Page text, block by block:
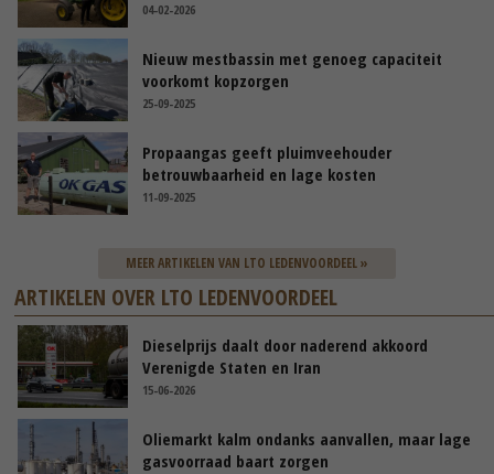
04-02-2026
Nieuw mestbassin met genoeg capaciteit
voorkomt kopzorgen
25-09-2025
Propaangas geeft pluimveehouder
betrouwbaarheid en lage kosten
11-09-2025
MEER ARTIKELEN VAN LTO LEDENVOORDEEL »
ARTIKELEN OVER LTO LEDENVOORDEEL
Dieselprijs daalt door naderend akkoord
Verenigde Staten en Iran
15-06-2026
Oliemarkt kalm ondanks aanvallen, maar lage
gasvoorraad baart zorgen